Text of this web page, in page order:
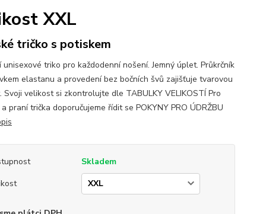
XXL
tričko s potiskem
unisexové triko pro každodenní nošení. Jemný úplet. Průkrčník
elastanu a provedení bez bočních švů zajišťuje tvarovou
Svoji velikost si zkontrolujte dle TABULKY VELIKOSTÍ Pro
praní trička doporučujeme řídit se POKYNY PRO ÚDRŽBU
Skladem